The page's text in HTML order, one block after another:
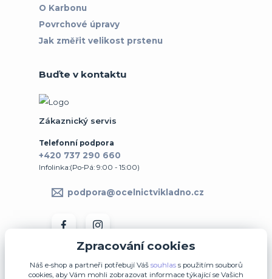
O Karbonu
Povrchové úpravy
Jak změřit velikost prstenu
Buďte v kontaktu
Zákaznický servis
Telefonní podpora
+420 737 290 660
Infolinka:(Po-Pá: 9:00 - 15:00)
podpora@ocelnictvikladno.cz
Zpracování cookies
Náš e-shop a partneři potřebují Váš souhlass použitím souborů
cookies, aby Vám mohli zobrazovat informace týkající se Vašich